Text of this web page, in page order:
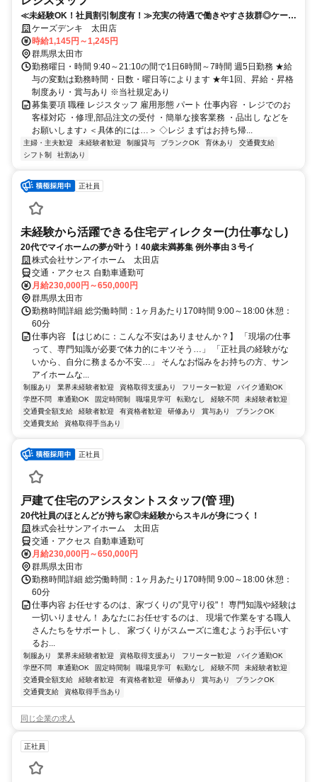
≪未経験OK！社員割引制度有！≫充実の待遇で働きやすさ抜群◎ケーズ
デンキでのレジスタッフ募集
ケーズデンキ 太田店
時給1,145円～1,245円
群馬県太田市
勤務曜日・時間 9:40～21:10の間で1日6時間～7時間 週5日勤務 ★給
与の変動は勤務時間・日数・曜日等によります ★年1回、昇給・昇格
制度あり・賞与あり ※当社規定あり
募集要項 職種 レジスタッフ 雇用形態 パート 仕事内容 ・レジでのお
客様対応 ・修理,部品注文の受付 ・簡単な接客業務 ・品出し などを
お願いします♪ ＜具体的には…＞ ◇レジ まずはお持ち帰...
主婦・主夫歓迎 未経験者歓迎 制服貸与 ブランクOK 育休あり
交通費支給
シフト制
社割あり
正社員
未経験から活躍できる住宅ディレクター(力仕事なし)
20代でマイホームの夢が叶う！40歳未満募集 例外事由３号イ
株式会社サンアイホーム 太田店
交通・アクセス 自動車通勤可
月給230,000円～650,000円
群馬県太田市
勤務時間詳細 総労働時間：1ヶ月あたり170時間 9:00～18:00 休憩：
60分
仕事内容 【はじめに：こんな不安はありませんか？】 「現場の仕事
って、専門知識が必要で体力的にキツそう…」 「正社員の経験がな
いから、自分に務まるか不安…」 そんなお悩みをお持ちの方、サン
アイホームな...
制服あり 業界未経験者歓迎 資格取得支援あり フリーター歓迎
バイク通勤OK
学歴不問
車通勤OK 固定時間制 職場見学可 転勤なし 経験不問
未経験者歓迎
交通費全額支給
経験者歓迎 有資格者歓迎 研修あり 賞与あり
ブランクOK
交通費支給
資格取得手当あり
正社員
戸建て住宅のアシスタントスタッフ(管 理)
20代社員のほとんどが持ち家◎未経験からスキルが身につく！
株式会社サンアイホーム 太田店
交通・アクセス 自動車通勤可
月給230,000円～650,000円
群馬県太田市
勤務時間詳細 総労働時間：1ヶ月あたり170時間 9:00～18:00 休憩：
60分
仕事内容 お任せするのは、家づくりの"見守り役"！ 専門知識や経験は
一切いりません！ あなたにお任せするのは、 現場で作業をする職人
さんたちをサポートし、 家づくりがスムーズに進むようお手伝いす
るお...
制服あり 業界未経験者歓迎 資格取得支援あり フリーター歓迎
バイク通勤OK
学歴不問
車通勤OK 固定時間制 職場見学可 転勤なし 経験不問
未経験者歓迎
交通費全額支給
経験者歓迎 有資格者歓迎 研修あり 賞与あり
ブランクOK
交通費支給
資格取得手当あり
同じ企業の求人
正社員